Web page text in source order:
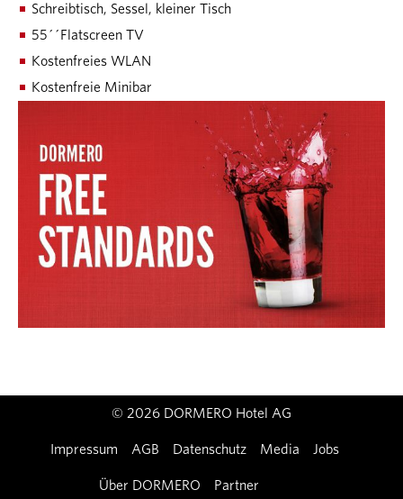
Schreibtisch, Sessel, kleiner Tisch
55´´Flatscreen TV
Kostenfreies WLAN
Kostenfreie Minibar
© 2026 DORMERO Hotel AG
Impressum AGB Datenschutz Media Jobs
Über DORMERO Partner